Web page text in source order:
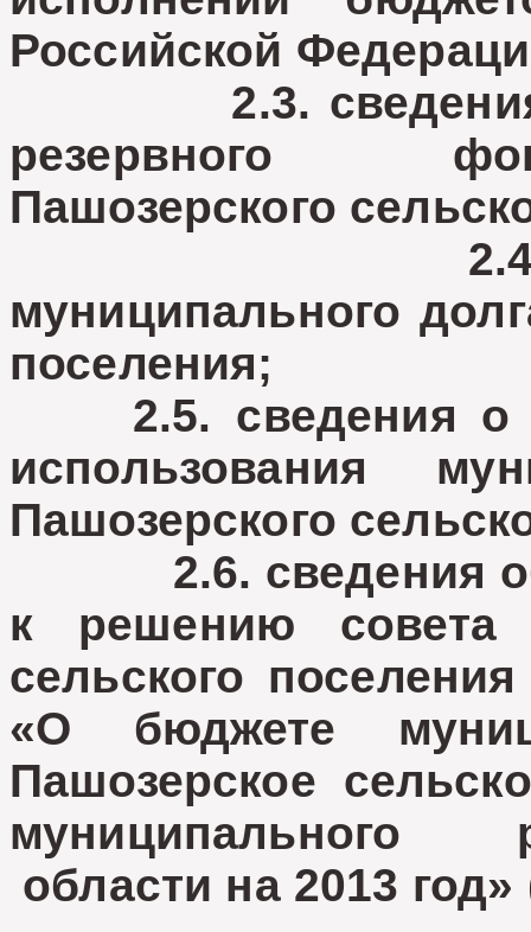
Российской
2.3. сведения о
резервного
Пашозерского
2.4.
муниципального
поселения;
2.5. сведения о
использования
Пашозерского
2.6. сведения об
к решению совета
сельского
«О бюджете
Пашозерское
муниципального
области на 2013